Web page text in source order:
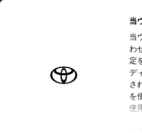
当
当
わ
定
デ
さ
を
使
オーナーサポート
トヨタ認定中古車
トヨタ認定